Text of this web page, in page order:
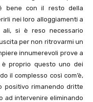
bene con il resto della
nei loro alloggiamenti a
ali, si è reso necessario
per non ritrovarmi un
innumerevoli prove a
è proprio questo uno dei
il complesso così com’è,
positivo rimanendo dritte
ad intervenire eliminando